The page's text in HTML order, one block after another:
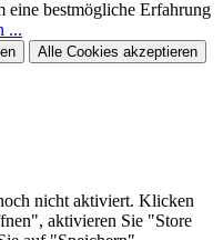
eine bestmögliche Erfahrung
...
Alle Cookies akzeptieren
nicht aktiviert. Klicken
aktivieren Sie "Store